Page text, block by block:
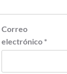
Correo
electrónico *